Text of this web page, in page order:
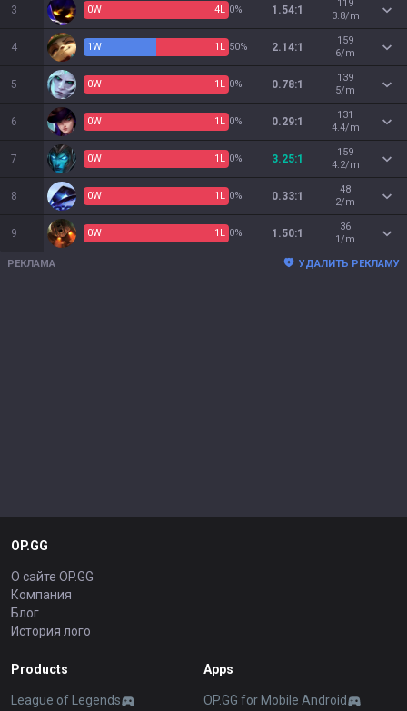
3 0W 4L 0% 1.54:1
119
3.8/m
4 1W 1 L 50% 2.14:1
159
6/m
5 0W 1 L 0% 0.78:1
139
5/m
6 0W 1 L 0% 0.29:1
131
4.4/m
7 0W 1 L 0% 3.25:1
159
4.2/m
8 0W 1 L 0% 0.33:1
48
2/m
9 0W 1 L 0% 1.50:1
36
1/m
РЕКЛАМА УДАЛИТЬ РЕКЛАМУ
OP.GG
О сайте OP.GG
Компания
Блог
История лого
Products
League of Legends
Apps
OP.GG for Mobile Android